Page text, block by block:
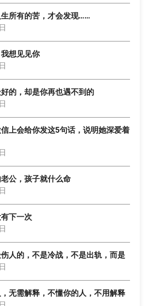
所有的苦，才会发现……
想见见你
的，却是你再也遇不到的
上会给你发这5句话，说明她深爱着
公，孩子就什么命
下一次
人的，不是冷战，不是出轨，而是
无需解释，不懂你的人，不用解释